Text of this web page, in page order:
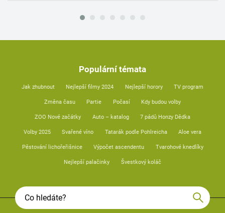
Populární témata
Jak zhubnout Nejlepší filmy 2024 Nejlepší horory TV program
Změna času Partie Počasí Kdy budou volby
ZOO Nové začátky Auto – katalog 7 pádů Honzy Dědka
Volby 2025 Svařené víno Tatarák podle Pohlreicha Aloe vera
Pěstování lichořeřišnice Výpočet ascendentu Tvarohové knedlíky
Nejlepší palačinky Švestkový koláč